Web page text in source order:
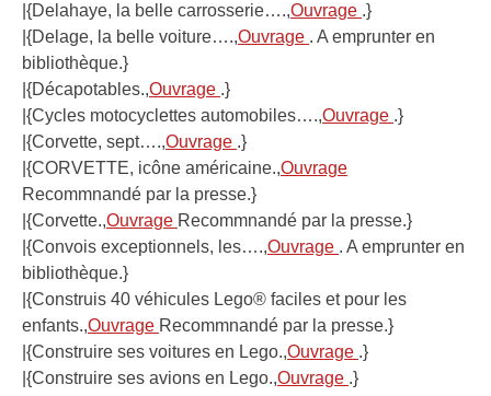
|{Delahaye, la belle carrosserie….,Ouvrage .}
|{Delage, la belle voiture….,Ouvrage . A emprunter en
bibliothèque.}
|{Décapotables.,Ouvrage .}
|{Cycles motocyclettes automobiles….,Ouvrage .}
|{Corvette, sept….,Ouvrage .}
|{CORVETTE, icône américaine.,Ouvrage
Recommnandé par la presse.}
|{Corvette.,Ouvrage Recommnandé par la presse.}
|{Convois exceptionnels, les….,Ouvrage . A emprunter en
bibliothèque.}
|{Construis 40 véhicules Lego® faciles et pour les
enfants.,Ouvrage Recommnandé par la presse.}
|{Construire ses voitures en Lego.,Ouvrage .}
|{Construire ses avions en Lego.,Ouvrage .}